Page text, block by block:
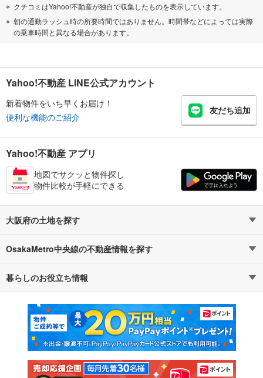
クチコミはYahoo!不動産が独自で収集したものを表示しています。
朝の通勤ラッシュ時の所要時間ではありません。時間帯などによっては実際
の乗車時間と異なる場合があります。
Yahoo!不動産 LINE公式アカウント
新着物件をいち早くお届け！
便利な機能のご紹介
友だち追加
Yahoo!不動産 アプリ
地図でサクッと物件探し
物件比較が手軽にできる
大阪府の土地を探す
路線・駅から探す 地域から探す
通勤・通学時間から探す
OsakaMetro中央線の不動産情報を探す
不動産・住宅
新築マンション 中古マンション
新築一戸建て 中古一戸建て
注文住宅 土地
暮らしのお役立ち情報
マンションカタログ 教えて！住まいの先生